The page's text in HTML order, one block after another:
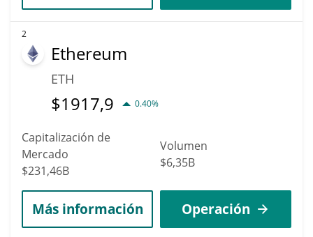
2
Ethereum
ETH
$1917,9 0.40%
Capitalización de
Mercado
$231,46B
Volumen
$6,35B
Más información Operación